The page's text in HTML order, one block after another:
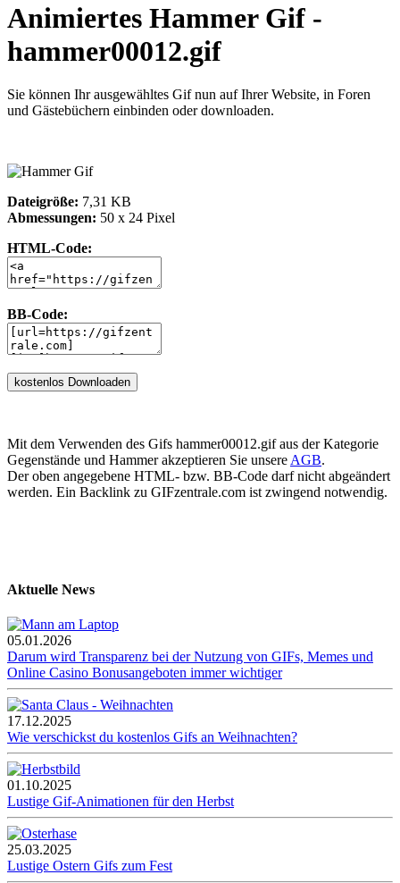
Animiertes Hammer Gif -
hammer00012.gif
Sie können Ihr ausgewähltes Gif nun auf Ihrer Website, in Foren
und Gästebüchern einbinden oder downloaden.
Dateigröße: 7,31 KB
Abmessungen: 50 x 24 Pixel
HTML-Code:
BB-Code:
Mit dem Verwenden des Gifs hammer00012.gif aus der Kategorie
Gegenstände und Hammer akzeptieren Sie unsere AGB.
Der oben angegebene HTML- bzw. BB-Code darf nicht abgeändert
werden. Ein Backlink zu GIFzentrale.com ist zwingend notwendig.
Aktuelle News
05.01.2026
Darum wird Transparenz bei der Nutzung von GIFs, Memes und
Online Casino Bonusangeboten immer wichtiger
17.12.2025
Wie verschickst du kostenlos Gifs an Weihnachten?
01.10.2025
Lustige Gif-Animationen für den Herbst
25.03.2025
Lustige Ostern Gifs zum Fest